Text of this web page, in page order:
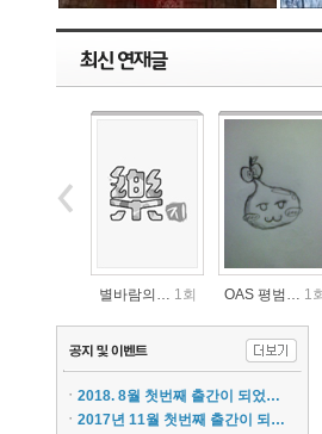
별바람의… 1회 OAS 평범… 1
ㆍ 2018. 8월 첫번째 출간이 되었…
ㆍ 2017년 11월 첫번째 출간이 되…